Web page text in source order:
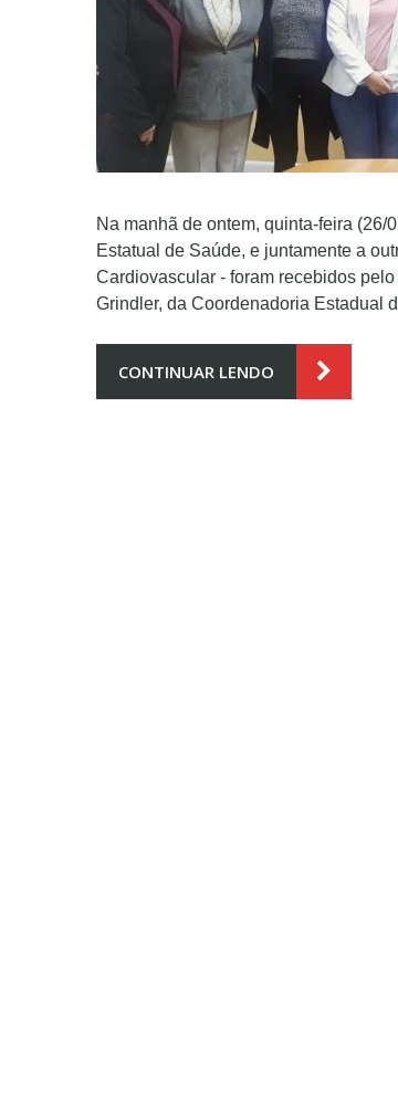
Na manhã de ontem, quinta-feira
Estatual de Saúde, e juntamente a
Cardiovascular - foram recebidos
Grindler, da Coordenadoria Estadual
CONTINUAR LENDO